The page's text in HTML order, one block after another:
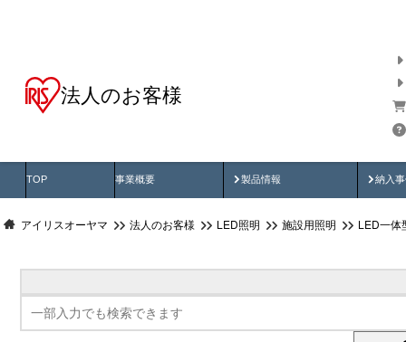
法人のお客様
TOP 事業概要 製品情報
製品動画 納入
納
アイリスオーヤマ 法人のお客様 LED照明 施設用照明 LED一体